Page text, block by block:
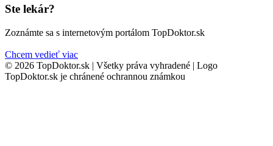
Ste lekár?
Zoznámte sa s internetovým portálom TopDoktor.sk
Chcem vedieť viac
© 2026 TopDoktor.sk | Všetky práva vyhradené | Logo
TopDoktor.sk je chránené ochrannou známkou